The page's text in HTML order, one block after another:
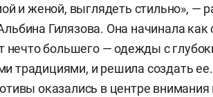
и женой, выглядеть стильно», —
Гилязова. Она начинала как
нечто большего — одежды с
традициями, и решила создать
оказались в центре